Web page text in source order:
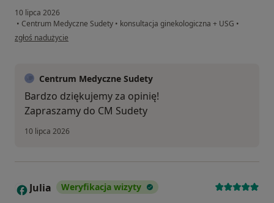
10 lipca 2026
• Centrum Medyczne Sudety • konsultacja ginekologiczna + USG •
w opinii użytkownika Kasandra
zgłoś nadużycie
Centrum Medyczne Sudety
Bardzo dziękujemy za opinię!
Zapraszamy do CM Sudety
10 lipca 2026
J Julia Weryfikacja wizyty